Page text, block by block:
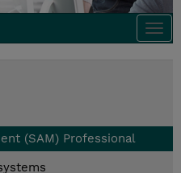
(SAM) Professional